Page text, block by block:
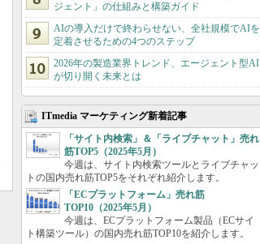
ジェント」の仕組みと構築ガイド
AIの導入だけで終わらせない、全社規模でAIを
定着させるための4つのステップ
2026年の製造業界トレンド、エージェント型AI
が切り開く未来とは
ITmedia マーケティング新着記事
「サイト内検索」＆「ライブチャット」売れ
筋TOP5（2025年5月）
今週は、サイト内検索ツールとライブチャッ
トの国内売れ筋TOP5をそれぞれ紹介します。
「ECプラットフォーム」売れ筋
TOP10（2025年5月）
今週は、ECプラットフォーム製品（ECサイ
ト構築ツール）の国内売れ筋TOP10を紹介します。